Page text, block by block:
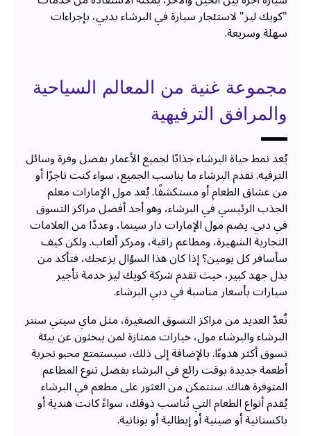
"كويك ليز" لاستئجار سيارة في البرشاء بدبي، بإجراءات
سهلة وسريعة.
مجموعة غنية من المعالم السياحية
والمرافق الترفيهية
يُعد نمط حياة البرشاء جذابًا لجميع الأعمار بفضل وفرة وسائل
الترفيه. تقدم البرشاء ما يناسب الجميع، سواء كنت تاجرًا أو
من عشاق الطعام أو مستكشفًا. يُعد مول الإمارات معلم
الجذب الرئيسي في البرشاء، وهو أحد أفضل مراكز التسوق
في دبي. يضم مول الإمارات دار سينما، وعددًا من العلامات
التجارية الشهيرة، ومطاعم راقية، ومركز ألعاب. ولكن كيف
سأسافر كل يومين؟ إذا كان هذا السؤال يزعجك، فتأكد من
بذل جهد كبير، حيث تقدم شركة كويك ليز خدمة تأجير
سيارات بأسعار مناسبة في دبي البرشاء.
تُعدّ العديد من مراكز التسوق الصغيرة، مثل ماي سيتي سنتر
البرشاء والبرشاء مول، خيارات ممتازة لمن يبحثون عن بيئة
تسوق أكثر هدوءًا. بالإضافة إلى ذلك، سيستمتع محبو تجربة
أطعمة جديدة بوقت رائع في البرشاء بفضل تنوع المطاعم
المتوفرة هناك. ستتمكن من العثور على مطعم في البرشاء
يُقدم أنواع الطعام التي تُناسب ذوقك، سواءً كانت هندية أو
باكستانية أو صينية أو إيطالية أو يونانية.